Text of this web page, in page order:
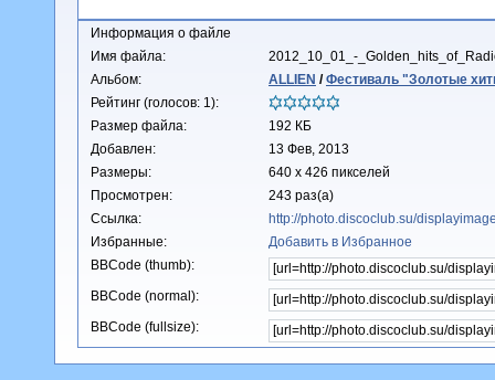
Информация о файле
Имя файла:
2012_10_01_-
Альбом:
ALLIEN /Фестиваль "Золотые
Рейтинг (голосов: 1):
Размер файла:
192 КБ
Добавлен:
13 Фев, 2013
Размеры:
640 x 426 пикселей
Просмотрен:
243 раз(а)
Ссылка:
http://photo.discoclub.su/
Избранные:
Добавить в Избранное
BBCode (thumb):
BBCode (normal):
BBCode (fullsize):